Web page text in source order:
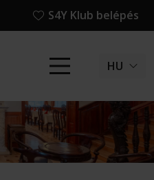
S4Y Klub belépés
HU